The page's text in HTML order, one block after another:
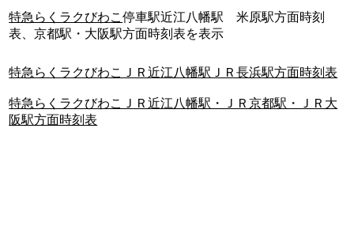
特急らくラクびわこ停車駅近江八幡駅 米原駅方面時刻
表、京都駅・大阪駅方面時刻表を表示
特急らくラクびわこＪＲ近江八幡駅ＪＲ長浜駅方面時刻表
特急らくラクびわこＪＲ近江八幡駅・ＪＲ京都駅・ＪＲ大
阪駅方面時刻表